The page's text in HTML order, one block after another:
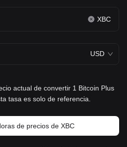
XBC
USD
actual de convertir 1 Bitcoin Plus
tasa es solo de referencia.
de precios de XBC